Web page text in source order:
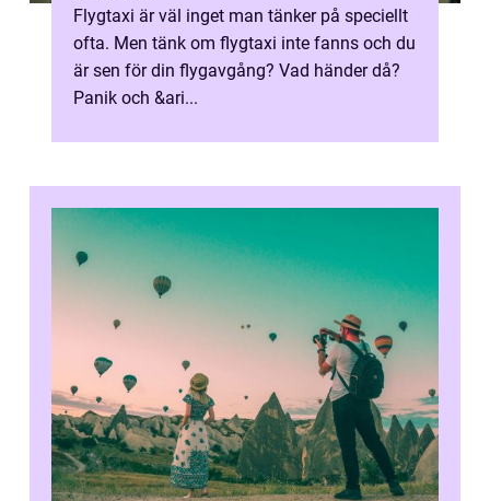
Flygtaxi är väl inget man tänker på speciellt
ofta. Men tänk om flygtaxi inte fanns och du
är sen för din flygavgång? Vad händer då?
Panik och &ari...